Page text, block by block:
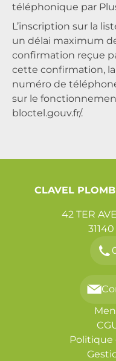
téléphonique par
L’inscription sur la
un délai maximum
confirmation reçue
cette confirmation,
numéro de
sur le
bloctel.gouv.fr/.
CLAVEL
42 TER
31140
Politique